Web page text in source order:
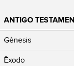
ANTIGO
Gênesis
Êxodo